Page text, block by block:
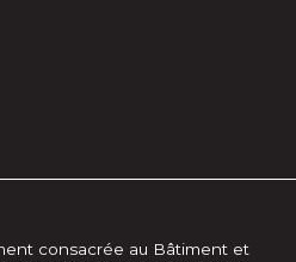
consacrée au Bâtiment et